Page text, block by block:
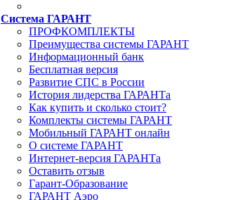
Система ГАРАНТ
ПРОФКОМПЛЕКТЫ
Преимущества системы ГАРАНТ
Информационный банк
Бесплатная версия
Развитие СПС в России
История лидерства ГАРАНТа
Как купить и сколько стоит?
Комплекты системы ГАРАНТ
Мобильный ГАРАНТ онлайн
О системе ГАРАНТ
Интернет-версия ГАРАНТа
Оставить отзыв
Гарант-Образование
ГАРАНТ Аэро